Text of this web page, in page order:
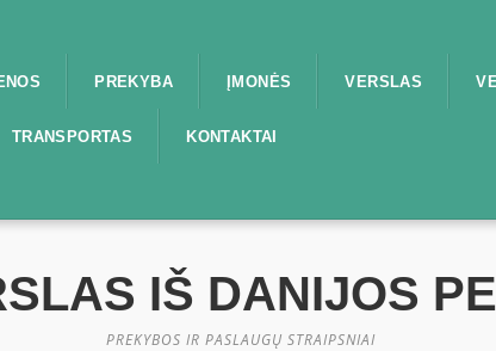
PREKYBA ĮMONĖS VERSLAS
TRANSPORTAS KONTAKTAI
IŠ DANIJOS
PREKYBOS IR PASLAUGŲ STRAIPSNIAI